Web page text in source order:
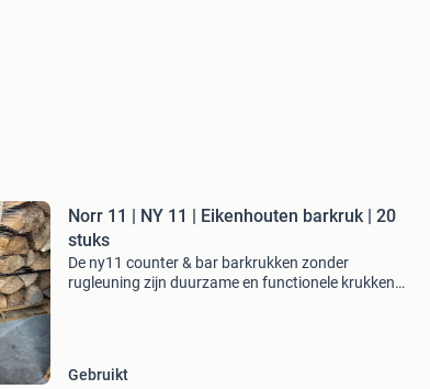
Norr 11 | NY 11 | Eikenhouten barkruk | 20
stuks
De ny11 counter & bar barkrukken zonder
rugleuning zijn duurzame en functionele krukken
Gebruikt